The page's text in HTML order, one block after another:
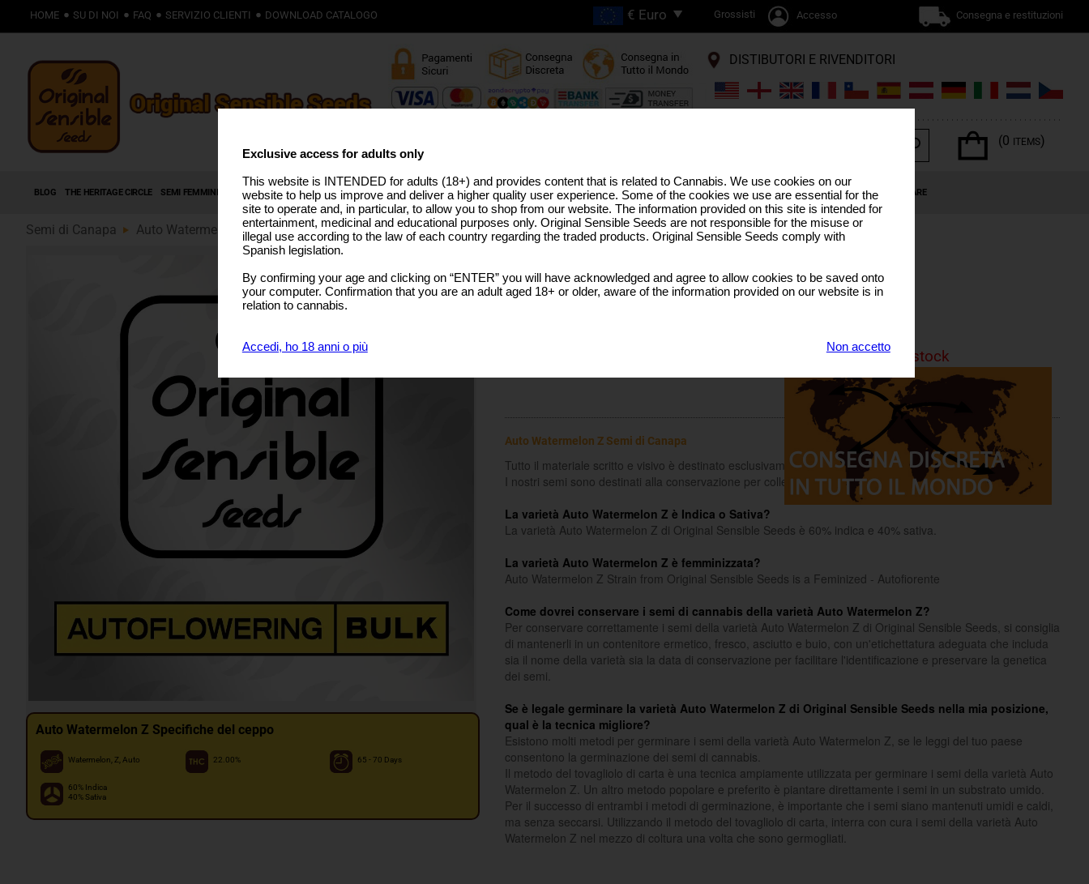
HOME SU DI NOI FAQ SERVIZIO CLIENTI DOWNLOAD CATALOGO Grossisti Accesso Consegna e restituzioni
DISTIBUTORI E RIVENDITORI
(0 ITEMS)
BLOG THE HERITAGE CIRCLE SEMI FEMMINIZZATI SEMI AUTOFIORENTI SEMI ALTO THC LINEA PRO SEMI MEDICINALI STRAIN USA SEMI SFUSI TERPENI DELLA CANNABIS OFFERTE SPECIALI CALENDARIO LUNARE
Semi di Canapa Auto Watermelon Z (89)
Auto Watermelon Z Specifiche del ceppo
Watermelon, Z, Auto 22.00% 65 - 70 Days
60% Indica
40% Sativa
WatermelonxZ x Auto
SCEGLI DIMENSIONE
Sorry, this product is currenly out of stock
Auto Watermelon Z Semi di Canapa
Tutto il materiale scritto e visivo è destinato esclusivamente a scopi informativi e didattici.
I nostri semi sono destinati alla conservazione per collezionisti e come souvenir.Leggi di più
La varietà Auto Watermelon Z è Indica o Sativa?
La varietà Auto Watermelon Z di Original Sensible Seeds è 60% indica e 40% sativa.
La varietà Auto Watermelon Z è femminizzata?
Auto Watermelon Z Strain from Original Sensible Seeds is a Feminized - Autofiorente
Come dovrei conservare i semi di cannabis della varietà Auto Watermelon Z?
Per conservare correttamente i semi della varietà Auto Watermelon Z di Original Sensible Seeds, si consiglia
di mantenerli in un contenitore ermetico, fresco, asciutto e buio, con un'etichettatura adeguata che includa
sia il nome della varietà sia la data di conservazione per facilitare l'identificazione e preservare la genetica
dei semi.
Se è legale germinare la varietà Auto Watermelon Z di Original Sensible Seeds nella mia posizione,
qual è la tecnica migliore?
Esistono molti metodi per germinare i semi della varietà Auto Watermelon Z, se le leggi del tuo paese
consentono la germinazione dei semi di cannabis.
Il metodo del tovagliolo di carta è una tecnica ampiamente utilizzata per germinare i semi della varietà Auto
Watermelon Z. Un altro metodo popolare e preferito è piantare direttamente i semi in un substrato umido.
Per il successo di entrambi i metodi di germinazione, è importante che i semi siano mantenuti umidi e caldi,
ma senza seccarsi. Utilizzando il metodo del tovagliolo di carta, interra con cura i semi della varietà Auto
Watermelon Z nel mezzo di coltura una volta che sono germogliati.
Exclusive access for adults only
This website is INTENDED for adults (18+) and provides content that is related to Cannabis. We use cookies on our
website to help us improve and deliver a higher quality user experience. Some of the cookies we use are essential for the
site to operate and, in particular, to allow you to shop from our website. The information provided on this site is intended for
entertainment, medicinal and educational purposes only. Original Sensible Seeds are not responsible for the misuse or
illegal use according to the law of each country regarding the traded products. Original Sensible Seeds comply with
Spanish legislation.
By confirming your age and clicking on “ENTER” you will have acknowledged and agree to allow cookies to be saved onto
your computer. Confirmation that you are an adult aged 18+ or older, aware of the information provided on our website is in
relation to cannabis.
Accedi, ho 18 anni o più Non accetto